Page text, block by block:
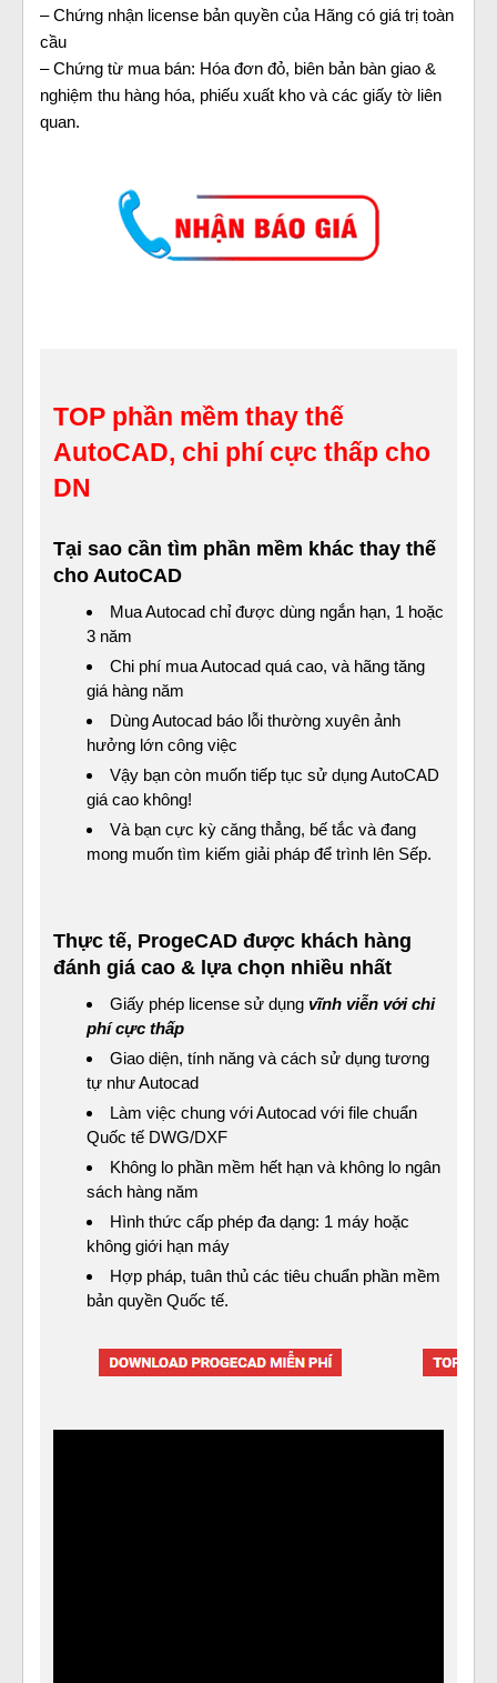
– Chứng nhận license bản quyền của Hãng có giá trị toàn
cầu
– Chứng từ mua bán: Hóa đơn đỏ, biên bản bàn giao &
nghiệm thu hàng hóa, phiếu xuất kho và các giấy tờ liên
quan.
TOP phần mềm thay thế
AutoCAD, chi phí cực thấp cho
DN
Tại sao cần tìm phần mềm khác thay thế
cho AutoCAD
Mua Autocad chỉ được dùng ngắn hạn, 1 hoặc
3 năm
Chi phí mua Autocad quá cao, và hãng tăng
giá hàng năm
Dùng Autocad báo lỗi thường xuyên ảnh
hưởng lớn công việc
Vậy bạn còn muốn tiếp tục sử dụng AutoCAD
giá cao không!
Và bạn cực kỳ căng thẳng, bế tắc và đang
mong muốn tìm kiếm giải pháp để trình lên Sếp.
Thực tế, ProgeCAD được khách hàng
đánh giá cao & lựa chọn nhiều nhất
Giấy phép license sử dụng vĩnh viễn với chi
phí cực thấp
Giao diện, tính năng và cách sử dụng tương
tự như Autocad
Làm việc chung với Autocad với file chuẩn
Quốc tế DWG/DXF
Không lo phần mềm hết hạn và không lo ngân
sách hàng năm
Hình thức cấp phép đa dạng: 1 máy hoặc
không giới hạn máy
Hợp pháp, tuân thủ các tiêu chuẩn phần mềm
bản quyền Quốc tế.